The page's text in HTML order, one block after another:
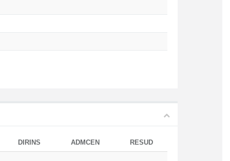
DIRINS ADMCEN RESUD